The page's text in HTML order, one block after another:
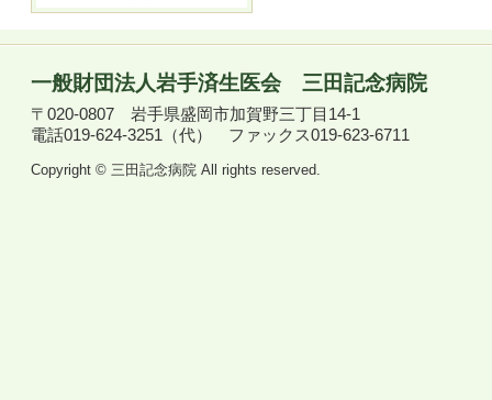
一般財団法人岩手済生医会 三田記念病院
〒020-0807 岩手県盛岡市加賀野三丁目14-1
電話019-624-3251（代） ファックス019-623-6711
Copyright © 三田記念病院 All rights reserved.